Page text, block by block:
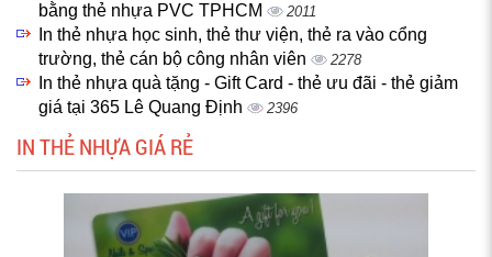
bằng thẻ nhựa PVC TPHCM
2011
In thẻ nhựa học sinh, thẻ thư viện, thẻ ra vào cổng
trường, thẻ cán bộ công nhân viên
2278
In thẻ nhựa quà tặng - Gift Card - thẻ ưu đãi - thẻ giảm
giá tại 365 Lê Quang Định
2396
IN THẺ NHỰA GIÁ RẺ